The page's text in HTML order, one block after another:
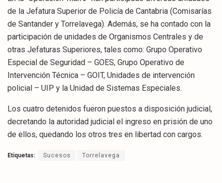
de la Jefatura Superior de Policía de Cantabria (Comisarías
de Santander y Torrelavega). Además, se ha contado con la
participación de unidades de Organismos Centrales y de
otras Jefaturas Superiores, tales como: Grupo Operativo
Especial de Seguridad – GOES, Grupo Operativo de
Intervención Técnica – GOIT, Unidades de intervención
policial – UIP y la Unidad de Sistemas Especiales.
Los cuatro detenidos fueron puestos a disposición judicial,
decretando la autoridad judicial el ingreso en prisión de uno
de ellos, quedando los otros tres en libertad con cargos.
Etiquetas: Sucesos Torrelavega